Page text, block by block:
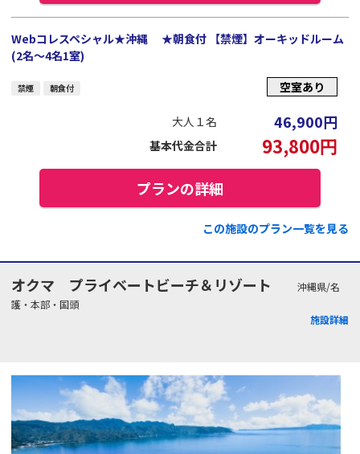
Webコレスペシャル★沖縄 ★朝食付 【禁煙】オーキッドルーム
(2名～4名1室)
禁煙 朝食付 空室あり
大人１名 46,900円
基本代金合計 93,800円
プランの詳細
この施設のプラン一覧を見る
オクマ プライベートビーチ＆リゾート
沖縄県/名
護・本部・国頭
施設詳細